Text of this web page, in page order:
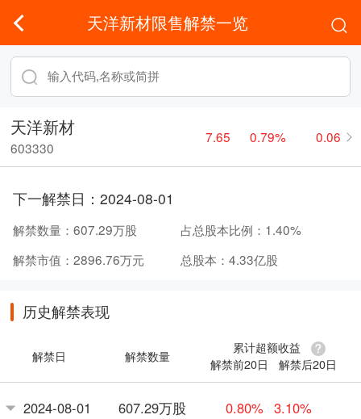
天洋新材限售解禁一览
天洋新材
603330
7.65 0.79% 0.06
下一解禁日： 2024-08-01
解禁数量： 607.29万股 占总股本比例： 1.40%
解禁市值： 2896.76万元 总股本： 4.33亿股
历史解禁表现
解禁日 解禁数量
累计超额收益
解禁前20日
解禁后20日
2024-08-01 607.29万股 0.80% 3.10%